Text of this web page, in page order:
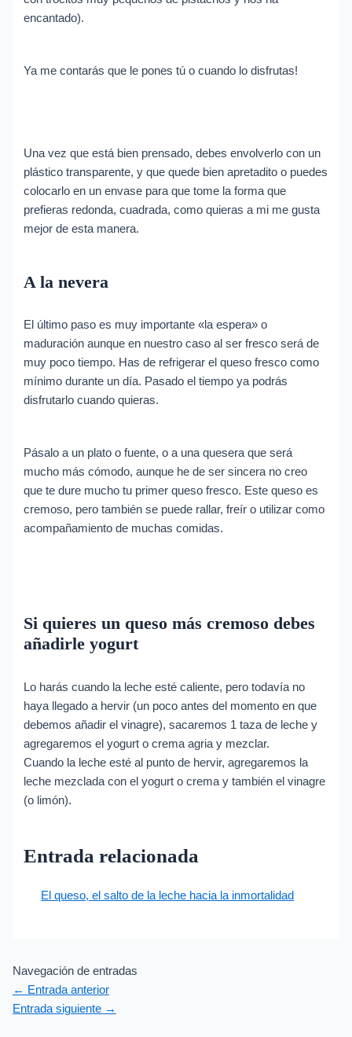
encantado).
Ya me contarás que le pones tú o cuando lo disfrutas!
Una vez que está bien prensado, debes envolverlo con un
plástico transparente, y que quede bien apretadito o puedes
colocarlo en un envase para que tome la forma que
prefieras redonda, cuadrada, como quieras a mi me gusta
mejor de esta manera.
A la nevera
El último paso es muy importante «la espera» o
maduración aunque en nuestro caso al ser fresco será de
muy poco tiempo. Has de refrigerar el queso fresco como
mínimo durante un día. Pasado el tiempo ya podrás
disfrutarlo cuando quieras.
Pásalo a un plato o fuente, o a una quesera que será
mucho más cómodo, aunque he de ser sincera no creo
que te dure mucho tu primer queso fresco. Este queso es
cremoso, pero también se puede rallar, freír o utilizar como
acompañamiento de muchas comidas.
Si quieres un queso más cremoso debes
añadirle yogurt
Lo harás cuando la leche esté caliente, pero todavía no
haya llegado a hervir (un poco antes del momento en que
debemos añadir el vinagre), sacaremos 1 taza de leche y
agregaremos el yogurt o crema agria y mezclar.
Cuando la leche esté al punto de hervir, agregaremos la
leche mezclada con el yogurt o crema y también el vinagre
(o limón).
Entrada relacionada
El queso, el salto de la leche hacia la inmortalidad
Navegación de entradas
← Entrada anterior
Entrada siguiente →